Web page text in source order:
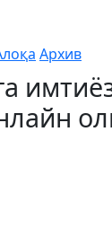
Архив